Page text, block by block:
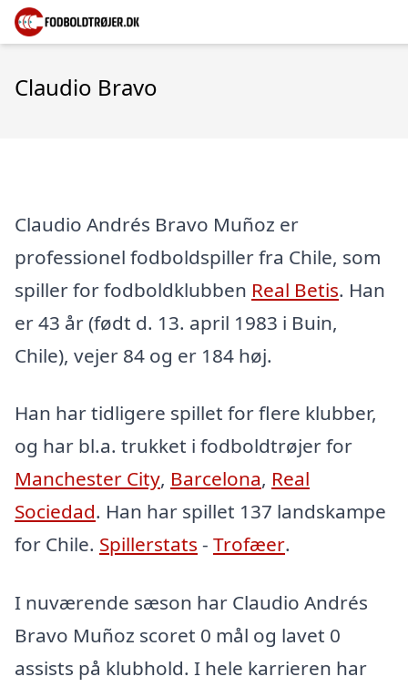
Claudio Bravo
Claudio Andrés Bravo Muñoz er
professionel fodboldspiller fra Chile, som
spiller for fodboldklubben Real Betis. Han
er 43 år (født d. 13. april 1983 i Buin,
Chile), vejer 84 og er 184 høj.
Han har tidligere spillet for flere klubber,
og har bl.a. trukket i fodboldtrøjer for
Manchester City, Barcelona, Real
Sociedad. Han har spillet 137 landskampe
for Chile. Spillerstats - Trofæer.
I nuværende sæson har Claudio Andrés
Bravo Muñoz scoret 0 mål og lavet 0
assists på klubhold. I hele karrieren har